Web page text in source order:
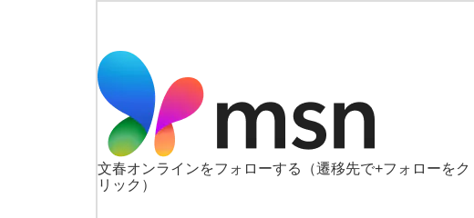
文春オンラインをフォローする
（遷移先で+フォローをク
リック）